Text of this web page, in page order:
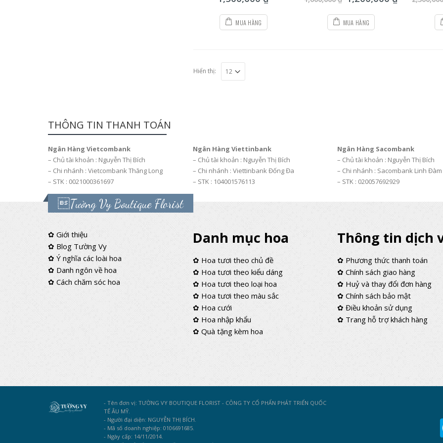
5
MUA HÀNG
5
MUA HÀNG
5
Hiển thị:
THÔNG TIN THANH TOÁN
Ngân Hàng Vietcombank
– Chủ tài khoản : Nguyễn Thị Bích
– Chi nhánh : Vietcombank Thăng Long
– STK : 0021000361697
Ngân Hàng Viettinbank
– Chủ tài khoản : Nguyễn Thị Bích
– Chi nhánh : Viettinbank Đống Đa
– STK : 104001576113
Ngân Hàng Sacombank
– Chủ tài khoản : Nguyễn Thị Bích
– Chi nhánh : Sacombank Linh Đàm
– STK : 020057692929
Tường Vy Boutique Florist
✿ Giới thiệu
✿ Blog Tường Vy
✿ Ý nghĩa các loài hoa
✿ Danh ngôn về hoa
✿ Cách chăm sóc hoa
Danh mục hoa
✿ Hoa tươi theo chủ đề
✿ Hoa tươi theo kiểu dáng
✿ Hoa tươi theo loại hoa
✿ Hoa tươi theo màu sắc
✿ Hoa cưới
✿ Hoa nhập khẩu
✿ Quà tặng kèm hoa
Thông tin dịch
✿ Phương thức thanh toán
✿ Chính sách giao hàng
✿ Huỷ và thay đổi đơn hàng
✿ Chính sách bảo mật
✿ Điều khoản sử dụng
✿ Trang hỗ trợ khách hàng
- Tên đơn vị: TƯỜNG VY BOUTIQUE FLORIST - CÔNG TY CỔ PHẨN PHÁT TRIỂN QUỐC
TẾ ÂU MỸ.
- Người đại diện: NGUYỄN THỊ BÍCH.
- Mã số doanh nghiệp: 0106691685.
- Ngày cấp: 14/11/2014.